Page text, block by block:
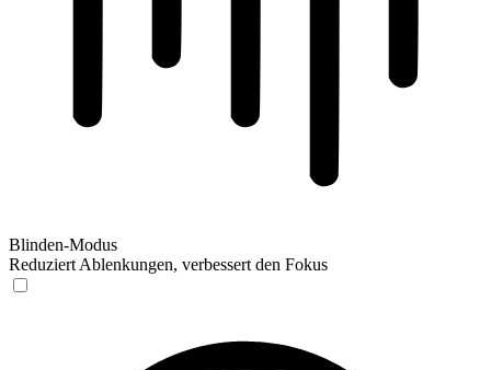
Blinden-Modus
Reduziert Ablenkungen, verbessert den Fokus